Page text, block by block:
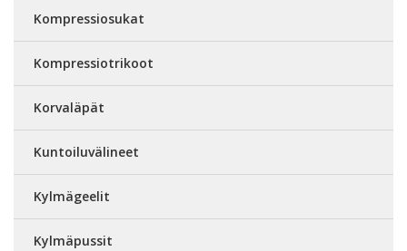
Kompressiosukat
Kompressiotrikoot
Korvaläpät
Kuntoiluvälineet
Kylmägeelit
Kylmäpussit